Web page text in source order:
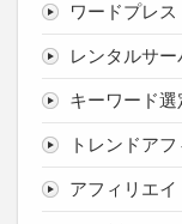
ワードプレス
レンタルサ
キーワード選
トレンドア
アフィリエイ